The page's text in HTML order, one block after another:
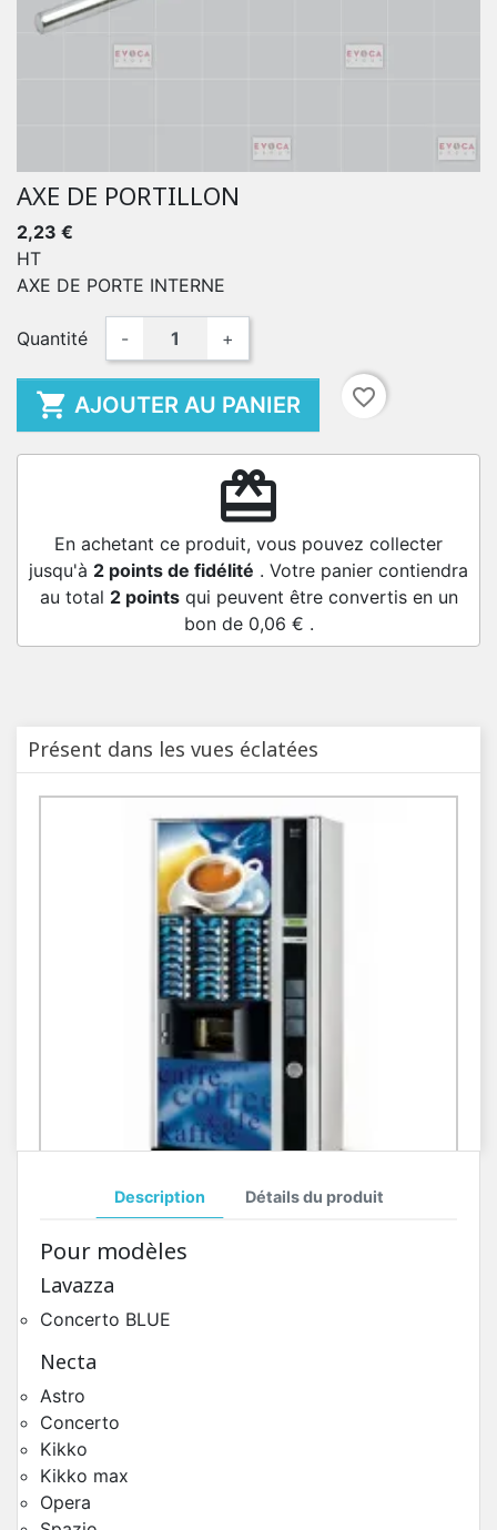
AXE DE PORTILLON
2,23 €
HT
AXE DE PORTE INTERNE
Quantité - +
 AJOUTER AU PANIER favorite_border
redeem
En achetant ce produit, vous pouvez collecter
jusqu'à 2 points de fidélité . Votre panier contiendra
au total 2pointsqui peuvent être convertis en un
bon de 0,06 € .
Présent dans les vues éclatées
Pièces Détachées Distributeur Automatique
Description Détails du produit
Pour modèles
Lavazza
Concerto BLUE
Necta
Astro
Concerto
Kikko
Kikko max
Opera